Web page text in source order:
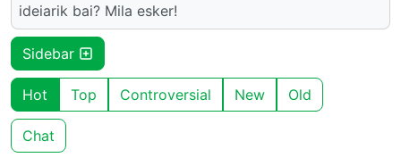
ideiarik bai? Mila esker!
Sidebar
Hot Top Controversial New Old
Chat